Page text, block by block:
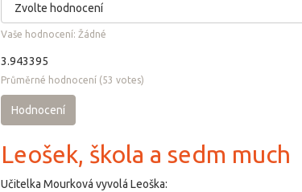
Vaše hodnocení: Žádné
3.943395
Průměrné hodnocení (53 votes)
Hodnocení
Leošek, škola a sedm much
Učitelka Mourková vyvolá Leoška: